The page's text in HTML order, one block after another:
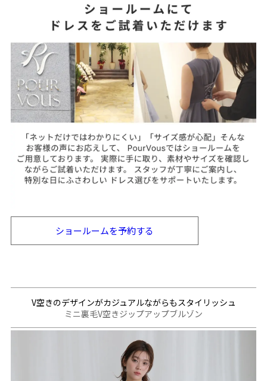
ショールームを予約する
V空きのデザインがカジュアルながらもスタイリッシュ
ミニ裏毛V空きジップアップブルゾン